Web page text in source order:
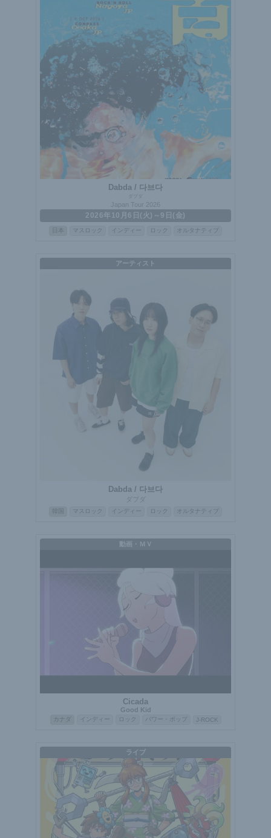
Dabda / 다브다
ダブダ
Japan Tour 2026
2026年10月6日(火)～9日(金)
マスロック インディー ロック オルタナティブ
アーティスト
Dabda / 다브다
ダブダ
マスロック インディー ロック オルタナティブ
動画・ＭＶ
Cicada
Good Kid
カナダ インディー ロック パワー・ポップ J-ROCK
ライブ